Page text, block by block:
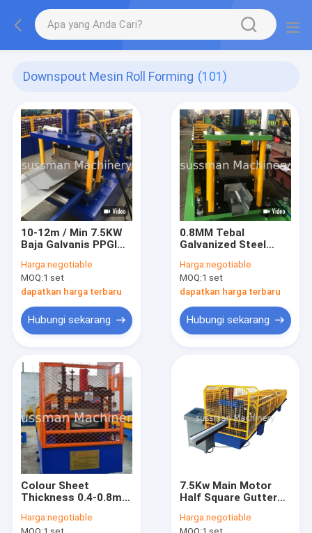
Downspout Mesin Roll Forming (101)
10-12m / Min 7.5KW
Baja Galvanis PPGI
Forming Machine
Harga:negotiable
MOQ:1 set
dapatkan harga terbaru
Hubungi sekarang
0.8MM Tebal
Galvanized Steel
Mesin Roll Forming
Harga:negotiable
MOQ:1 set
dapatkan harga terbaru
Hubungi sekarang
Colour Sheet
Thickness 0.4-0.8mm
Forming Machine 16
Harga:negotiable
7.5Kw Main Motor
Half Square Gutter
Forming Machine By
Harga:negotiable